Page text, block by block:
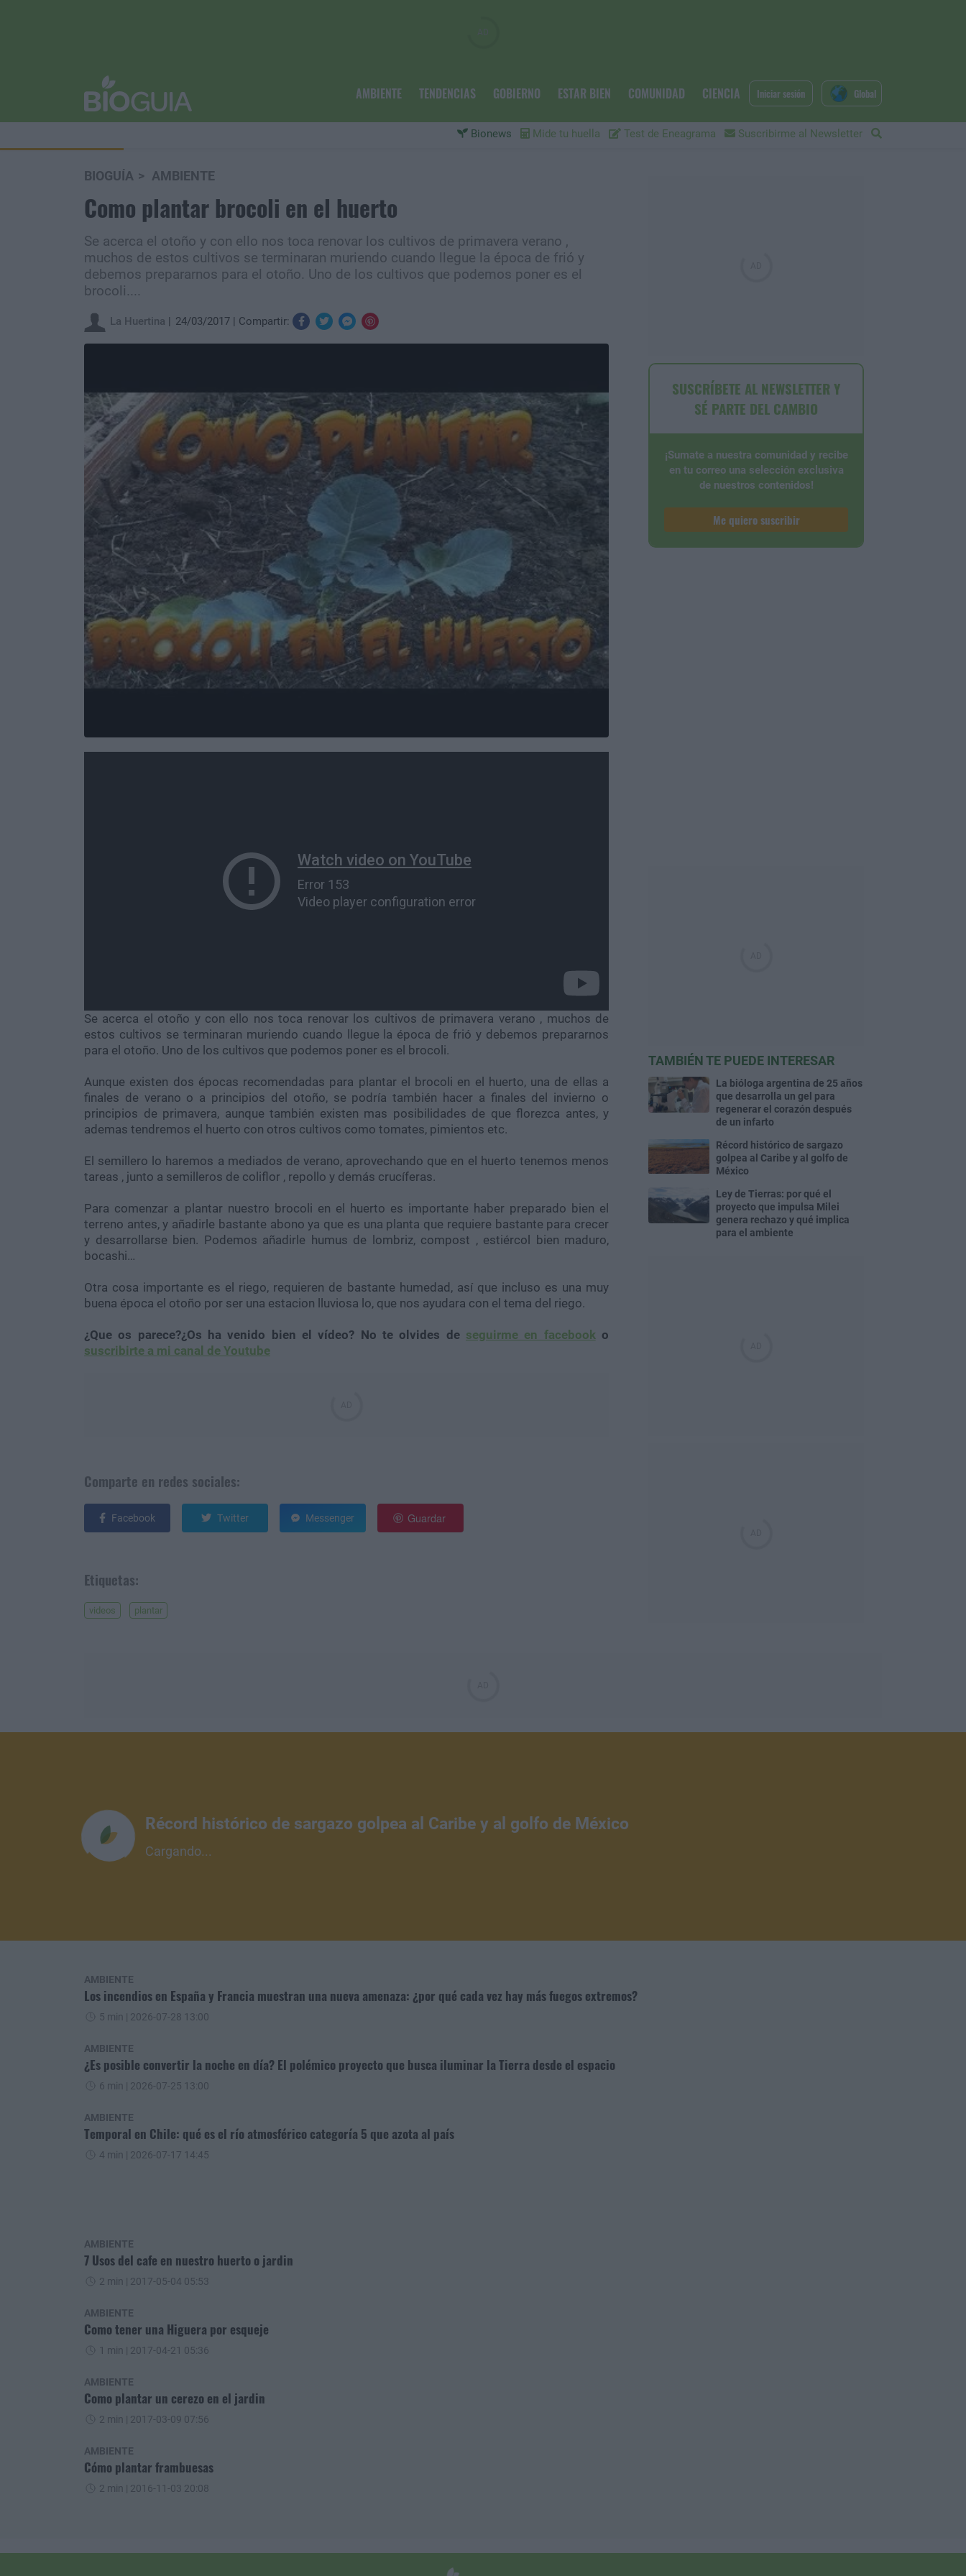
AMBIENTE TENDENCIAS GOBIERNO ESTAR BIEN COMUNIDAD CIENCIA
Bionews Mide tu huella Test de Eneagrama Suscribirme al Newsletter
Iniciar sesión Global
BIOGUÍA AMBIENTE
Como plantar brocoli en el huerto
Se acerca el otoño y con ello nos toca renovar los cultivos de primavera verano ,
muchos de estos cultivos se terminaran muriendo cuando llegue la época de frió y
debemos prepararnos para el otoño. Uno de los cultivos que podemos poner es el
brocoli....
La Huertina 24/03/2017 Compartir:
Se acerca el otoño y con ello nos toca renovar los cultivos de primavera verano , muchos de
estos cultivos se terminaran muriendo cuando llegue la época de frió y debemos prepararnos
para el otoño. Uno de los cultivos que podemos poner es el brocoli.
Aunque existen dos épocas recomendadas para plantar el brocoli en el huerto, una de ellas a
finales de verano o a principios del otoño, se podría también hacer a finales del invierno o
principios de primavera, aunque también existen mas posibilidades de que florezca antes, y
ademas tendremos el huerto con otros cultivos como tomates, pimientos etc.
El semillero lo haremos a mediados de verano, aprovechando que en el huerto tenemos menos
tareas , junto a semilleros de coliflor , repollo y demás crucíferas.
Para comenzar a plantar nuestro brocoli en el huerto es importante haber preparado bien el
terreno antes, y añadirle bastante abono ya que es una planta que requiere bastante para crecer
y desarrollarse bien. Podemos añadirle humus de lombriz, compost , estiércol bien maduro,
bocashi…
Otra cosa importante es el riego, requieren de bastante humedad, así que incluso es una muy
buena época el otoño por ser una estacion lluviosa lo, que nos ayudara con el tema del riego.
¿Que os parece?¿Os ha venido bien el vídeo? No te olvides de seguirme en facebooko
suscribirte a mi canal de Youtube
Comparte en redes sociales:
Facebook Twitter Messenger Guardar
Etiquetas:
videos plantar
SUSCRÍBETE AL NEWSLETTER Y
SÉ PARTE DEL CAMBIO
¡Sumate a nuestra comunidad y recibe
en tu correo una selección exclusiva
de nuestros contenidos!
Me quiero suscribir
TAMBIÉN TE PUEDE INTERESAR
La bióloga argentina de 25 años
que desarrolla un gel para
regenerar el corazón después
de un infarto
Récord histórico de sargazo
golpea al Caribe y al golfo de
México
Ley de Tierras: por qué el
proyecto que impulsa Milei
genera rechazo y qué implica
para el ambiente
Récord histórico de sargazo golpea al Caribe y al golfo de México
Cargando...
AMBIENTE
Los incendios en España y Francia muestran una nueva amenaza: ¿por qué cada vez hay más fuegos extremos?
5 min | 2026-07-28 13:00
AMBIENTE
¿Es posible convertir la noche en día? El polémico proyecto que busca iluminar la Tierra desde el espacio
6 min | 2026-07-25 13:00
AMBIENTE
Temporal en Chile: qué es el río atmosférico categoría 5 que azota al país
4 min | 2026-07-17 14:45
AMBIENTE
7 Usos del cafe en nuestro huerto o jardin
2 min | 2017-05-04 05:53
AMBIENTE
Como tener una Higuera por esqueje
1 min | 2017-04-21 05:36
AMBIENTE
Como plantar un cerezo en el jardin
2 min | 2017-03-09 07:56
AMBIENTE
Cómo plantar frambuesas
2 min | 2016-11-03 20:08